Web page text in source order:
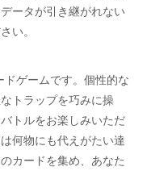
ータが引き継がれない
い。
ゲームです。個性的な
トラップを巧みに操
トルをお楽しみいただ
何物にも代えがたい達
カードを集め、あなた